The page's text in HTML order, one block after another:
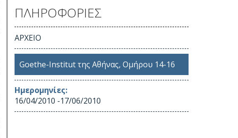
ΠΛΗΡΟΦΟΡΙΕΣ
ΑΡΧΕΙΟ
Goethe-Institut της Αθήνας, Ομήρου 14-16
Ημερομηνίες:
16/04/2010 -17/06/2010